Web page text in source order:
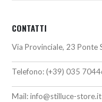
CONTATTI
Via Provinciale, 23 Ponte
Telefono: (+39) 035
Mail:info@stilluce-store.it